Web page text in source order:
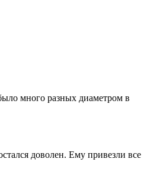
много разных диаметром в
доволен. Ему привезли все